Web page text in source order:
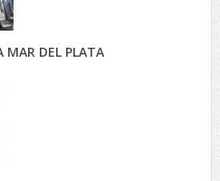
MAR DEL PLATA